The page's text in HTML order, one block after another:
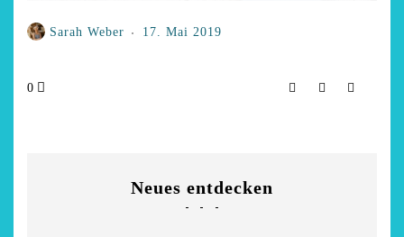
Neues entdecken
Sarah Weber 17. Mai 2019
0